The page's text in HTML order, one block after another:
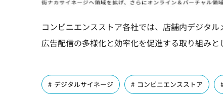
コンビニエンスストア各社では、店舗内デジタ
広告配信の多様化と効率化を促進する取り組みと
デジタルサイネージ コンビニエンスストア